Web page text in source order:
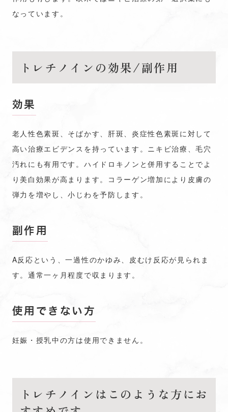
なっています。
トレチノインの効果/副作用
効果
老人性色素斑、そばかす、肝斑、炎症性色素斑に対して
高い治療エビデンスを持っています。ニキビ治療、毛穴
汚れにも有用です。ハイドロキノンと併用することでよ
り美白効果が高まります。コラーゲン増加により皮膚の
弾力を増やし、小じわを予防します。
副作用
A反応という、一過性のかゆみ、皮むけ反応が見られま
す。通常一ヶ月程度で収まります。
使用できない方
妊娠・授乳中の方は使用できません。
トレチノインはこのような方にお